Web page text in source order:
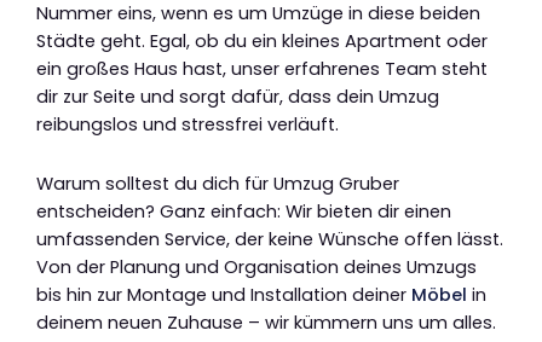
Nummer eins, wenn es um Umzüge in diese beiden
Städte geht. Egal, ob du ein kleines Apartment oder
ein großes Haus hast, unser erfahrenes Team steht
dir zur Seite und sorgt dafür, dass dein Umzug
reibungslos und stressfrei verläuft.
Warum solltest du dich für Umzug Gruber
entscheiden? Ganz einfach: Wir bieten dir einen
umfassenden Service, der keine Wünsche offen lässt.
Von der Planung und Organisation deines Umzugs
bis hin zur Montage und Installation deiner Möbel in
deinem neuen Zuhause – wir kümmern uns um alles.